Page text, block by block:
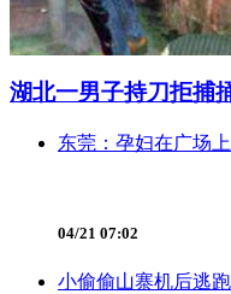
湖北一男子持刀拒捕
东莞：孕妇在广场
04/21 07:02
小偷偷山寨机后逃